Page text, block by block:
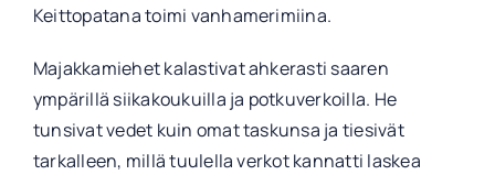
Keittopatana toimi vanhamerimiina.
Majakkamiehet kalastivat ahkerasti saaren
ympärillä siikakoukuilla ja potkuverkoilla. He
tunsivat vedet kuin omat taskunsa ja tiesivät
tarkalleen, millä tuulella verkot kannatti laskea